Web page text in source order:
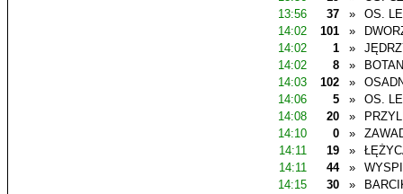
13:56
37 »
OS.
14:02
101 »
14:02
1 »
14:02
8 »
14:03
102 »
14:06
5 »
OS.
14:08
20 »
14:10
0 »
14:11
19 »
14:11
44 »
14:15
30 »